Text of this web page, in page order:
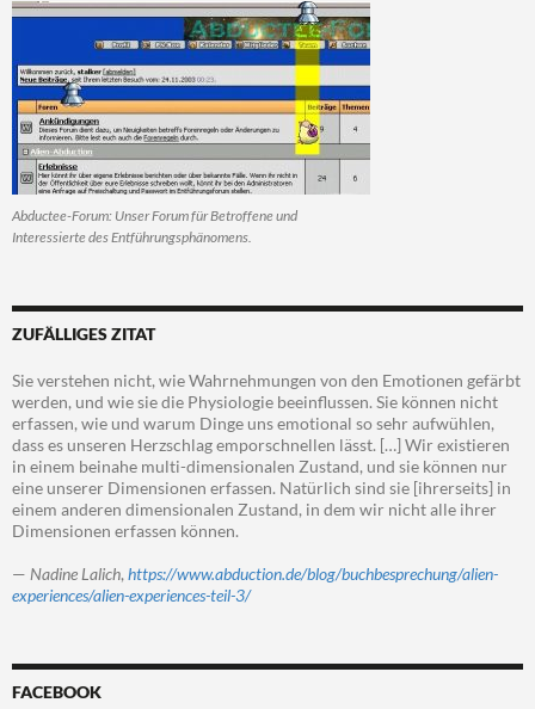
Abductee-Forum: Unser Forum für Betroffene und
Interessierte des Entführungsphänomens.
ZUFÄLLIGES ZITAT
Sie verstehen nicht, wie Wahrnehmungen von den Emotionen gefärbt
werden, und wie sie die Physiologie beeinflussen. Sie können nicht
erfassen, wie und warum Dinge uns emotional so sehr aufwühlen,
dass es unseren Herzschlag emporschnellen lässt. […] Wir existieren
in einem beinahe multi-dimensionalen Zustand, und sie können nur
eine unserer Dimensionen erfassen. Natürlich sind sie [ihrerseits] in
einem anderen dimensionalen Zustand, in dem wir nicht alle ihrer
Dimensionen erfassen können.
— Nadine Lalich, https://www.abduction.de/blog/buchbesprechung/alien-
experiences/alien-experiences-teil-3/
FACEBOOK